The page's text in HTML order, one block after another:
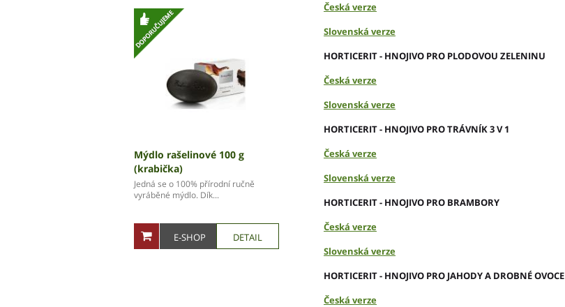
Mýdlo rašelinové 100 g
(krabička)
Jedná se o 100% přírodní ručně
vyráběné mýdlo. Dík...
E-SHOP DETAIL
Česká verze
Slovenská verze
HORTICERIT - HNOJIVO PRO PLODOVOU ZELENINU
Česká verze
Slovenská verze
HORTICERIT - HNOJIVO PRO TRÁVNÍK 3 V 1
Česká verze
Slovenská verze
HORTICERIT - HNOJIVO PRO BRAMBORY
Česká verze
Slovenská verze
HORTICERIT - HNOJIVO PRO JAHODY A DROBNÉ OVOCE
Česká verze